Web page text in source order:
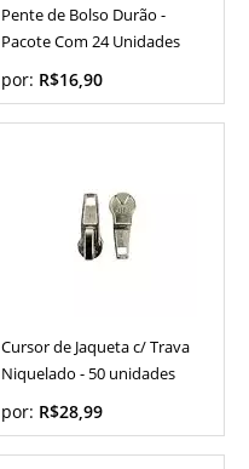
Pente de Bolso Durão -
Pacote Com 24 Unidades
por: R$16,90
Cursor de Jaqueta c/ Trava
Niquelado - 50 unidades
por: R$28,99